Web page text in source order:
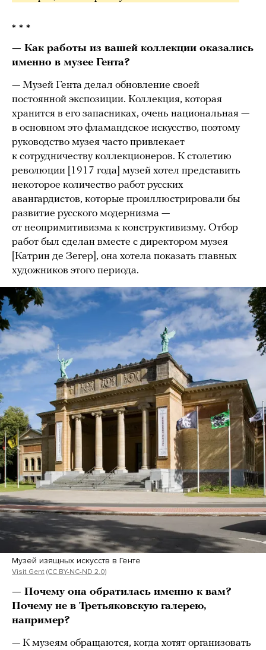
* * *
— Как работы из вашей коллекции оказались
именно в музее Гента?
— Музей Гента делал обновление своей
постоянной экспозиции. Коллекция, которая
хранится в его запасниках, очень национальная —
в основном это фламандское искусство, поэтому
руководство музея часто привлекает
к сотрудничеству коллекционеров. К столетию
революции [1917 года] музей хотел представить
некоторое количество работ русских
авангардистов, которые проиллюстрировали бы
развитие русского модернизма —
от неопримитивизма к конструктивизму. Отбор
работ был сделан вместе с директором музея
[Катрин де Зегер], она хотела показать главных
художников этого периода.
Музей изящных искусств в Генте
Visit Gent (CC BY-NC-ND 2.0)
— Почему она обратилась именно к вам?
Почему не в Третьяковскую галерею,
например?
— К музеям обращаются, когда хотят организовать